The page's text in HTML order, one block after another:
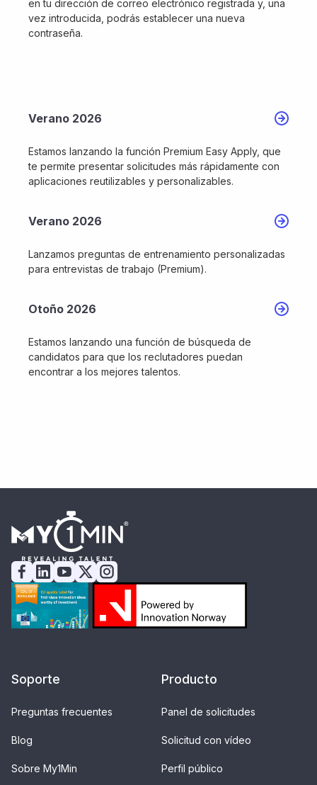
en tu dirección de correo electrónico registrada y, una
vez introducida, podrás establecer una nueva
contraseña.
Verano 2026
Estamos lanzando la función Premium Easy Apply, que
te permite presentar solicitudes más rápidamente con
aplicaciones reutilizables y personalizables.
Verano 2026
Lanzamos preguntas de entrenamiento personalizadas
para entrevistas de trabajo (Premium).
Otoño 2026
Estamos lanzando una función de búsqueda de
candidatos para que los reclutadores puedan
encontrar a los mejores talentos.
Soporte
Preguntas frecuentes
Blog
Sobre My1Min
Producto
Panel de solicitudes
Solicitud con vídeo
Perfil público